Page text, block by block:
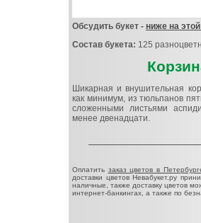
Обсудить букет - ниже на
Состав букета: 125
Шикарная и внушительная
как минимум, из тюльпанов
сложенными листьями
менее двенадцати.
Оплатить заказ цветов в
доставки цветов Невабукет.ру
наличные, также доставку цветов
интернет-банкингах, а также по